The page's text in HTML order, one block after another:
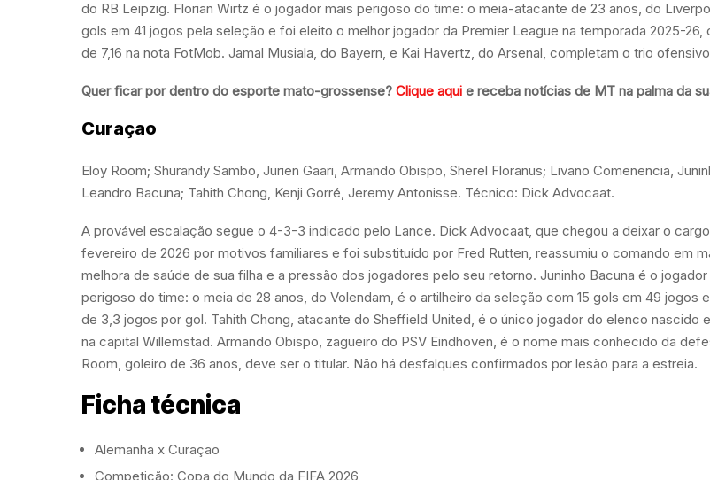
do RB Leipzig. Florian Wirtz é o jogador mais perigoso do time: o meia-atacante de 23 anos, do
gols em 41 jogos pela seleção e foi eleito o melhor jogador da Premier League na temporada 2025-26,
de 7,16 na nota FotMob. Jamal Musiala, do Bayern, e Kai Havertz, do Arsenal, completam o trio
Quer ficar por dentro do esporte mato-grossense? Clique aqui e receba notícias de MT na palma da
Curaçao
Eloy Room; Shurandy Sambo, Jurien Gaari, Armando Obispo, Sherel Floranus; Livano Comenencia,
Leandro Bacuna; Tahith Chong, Kenji Gorré, Jeremy Antonisse. Técnico: Dick Advocaat.
A provável escalação segue o 4-3-3 indicado pelo Lance. Dick Advocaat, que chegou a deixar o
fevereiro de 2026 por motivos familiares e foi substituído por Fred Rutten, reassumiu o comando em
melhora de saúde de sua filha e a pressão dos jogadores pelo seu retorno. Juninho Bacuna é o jogador
perigoso do time: o meia de 28 anos, do Volendam, é o artilheiro da seleção com 15 gols em 49 jogos
de 3,3 jogos por gol. Tahith Chong, atacante do Sheffield United, é o único jogador do elenco nascido
na capital Willemstad. Armando Obispo, zagueiro do PSV Eindhoven, é o nome mais conhecido da
Room, goleiro de 36 anos, deve ser o titular. Não há desfalques confirmados por lesão para a estreia.
Ficha técnica
Alemanha x Curaçao
Competição: Copa do Mundo da FIFA 2026